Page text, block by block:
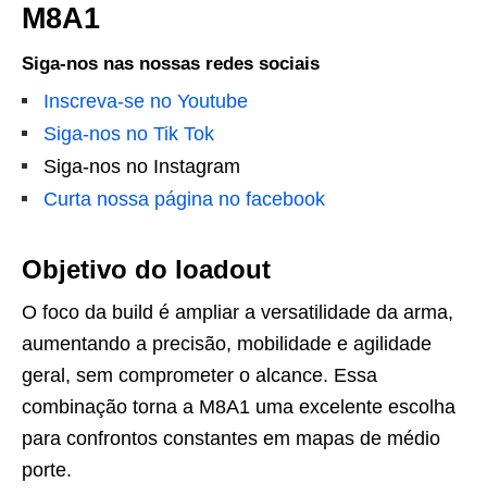
M8A1
Siga-nos nas nossas redes sociais
Inscreva-se no Youtube
Siga-nos no Tik Tok
Siga-nos no Instagram
Curta nossa página no facebook
Objetivo do loadout
O foco da build é ampliar a versatilidade da arma,
aumentando a precisão, mobilidade e agilidade
geral, sem comprometer o alcance. Essa
combinação torna a M8A1 uma excelente escolha
para confrontos constantes em mapas de médio
porte.